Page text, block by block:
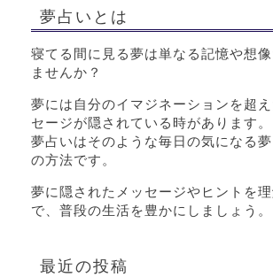
夢占いとは
寝てる間に見る夢は単なる記憶や想
ませんか？
夢には自分のイマジネーションを超
セージが隠されている時があります。
夢占いはそのような毎日の気になる
の方法です。
夢に隠されたメッセージやヒントを
で、普段の生活を豊かにしましょう。
最近の投稿